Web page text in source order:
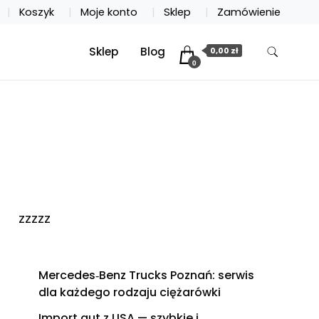
Koszyk Moje konto Sklep Zamówienie
Sklep Blog
0
0,00 zł
zzzzz
Mercedes‑Benz Trucks Poznań: serwis
dla każdego rodzaju ciężarówki